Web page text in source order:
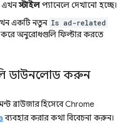
এখনস্টাইলপ্যানেলে দেখানো হচ্ছে।
একটি নতুন Is ad-related
করে অনুরোধগুলি ফিল্টার করতে
ডাউনলোড করুন
ব্রাউজার হিসেবে Chrome
ব্যবহার করার কথা বিবেচনা করুন।